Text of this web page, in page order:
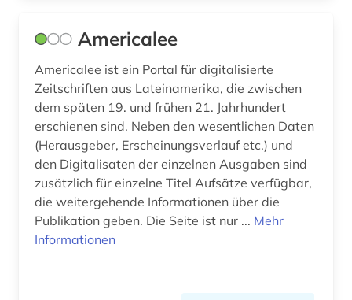
medien (1)
medizin (1)
mla international bibliography (1)
articles on the modern languages and literatures
(1)
münchen (1)
Americalee
Americalee ist ein Portal für digitalisierte
Zeitschriften aus Lateinamerika, die zwischen
dem späten 19. und frühen 21. Jahrhundert
erschienen sind. Neben den wesentlichen Daten
(Herausgeber, Erscheinungsverlauf etc.) und
den Digitalisaten der einzelnen Ausgaben sind
zusätzlich für einzelne Titel Aufsätze verfügbar,
die weitergehende Informationen über die
Publikation geben. Die Seite ist nur ... Mehr
Informationen